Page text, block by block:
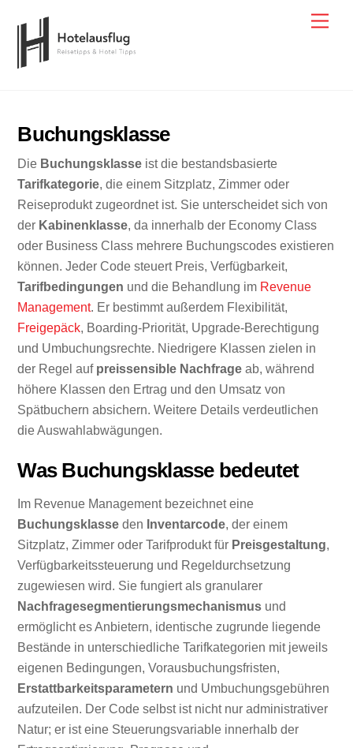
content
Buchungsklasse
Die Buchungsklasse ist die bestandsbasierte
Tarifkategorie, die einem Sitzplatz, Zimmer oder
Reiseprodukt zugeordnet ist. Sie unterscheidet sich von
der Kabinenklasse, da innerhalb der Economy Class
oder Business Class mehrere Buchungscodes existieren
können. Jeder Code steuert Preis, Verfügbarkeit,
Tarifbedingungen und die Behandlung im Revenue
Management. Er bestimmt außerdem Flexibilität,
Freigepäck, Boarding-Priorität, Upgrade-Berechtigung
und Umbuchungsrechte. Niedrigere Klassen zielen in
der Regel auf preissensible Nachfrage ab, während
höhere Klassen den Ertrag und den Umsatz von
Spätbuchern absichern. Weitere Details verdeutlichen
die Auswahlabwägungen.
Was Buchungsklasse bedeutet
Im Revenue Management bezeichnet eine
Buchungsklasse den Inventarcode, der einem
Sitzplatz, Zimmer oder Tarifprodukt für Preisgestaltung,
Verfügbarkeitssteuerung und Regeldurchsetzung
zugewiesen wird. Sie fungiert als granularer
Nachfragesegmentierungsmechanismus und
ermöglicht es Anbietern, identische zugrunde liegende
Bestände in unterschiedliche Tarifkategorien mit jeweils
eigenen Bedingungen, Vorausbuchungsfristen,
Erstattbarkeitsparametern und Umbuchungsgebühren
aufzuteilen. Der Code selbst ist nicht nur administrativer
Natur; er ist eine Steuerungsvariable innerhalb der